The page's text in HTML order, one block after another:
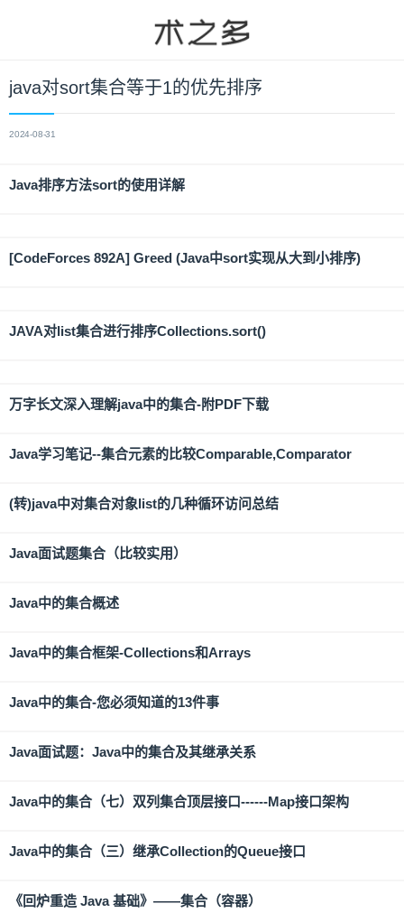
java对sort集合等于1的优先排序
2024-08-31
Java排序方法sort的使用详解
[CodeForces 892A] Greed (Java中sort实现从大到小排序)
JAVA对list集合进行排序Collections.sort()
万字长文深入理解java中的集合-附PDF下载
Java学习笔记--集合元素的比较Comparable,Comparator
(转)java中对集合对象list的几种循环访问总结
Java面试题集合（比较实用）
Java中的集合概述
Java中的集合框架-Collections和Arrays
Java中的集合-您必须知道的13件事
Java面试题：Java中的集合及其继承关系
Java中的集合（七）双列集合顶层接口------Map接口架构
Java中的集合（三）继承Collection的Queue接口
《回炉重造 Java 基础》——集合（容器）